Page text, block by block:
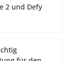
2 und Defy